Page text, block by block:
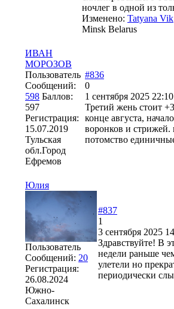
ночлег в одной из
Изменено: Tatyana Vik
Minsk Belarus
ИВАН
МОРОЗОВ
Пользователь
Сообщений:
598 Баллов:
597
Регистрация:
15.07.2019
Тульская
обл.Город
Ефремов
#836
0
1 сентября 2025
Третий жень стоит
конце августа,
воронков и стрижей.
потомство
Юлия
Пользователь
Сообщений: 20
Регистрация:
26.08.2024
Южно-
Сахалинск
#837
1
3 сентября 2025
Здравствуйте! В
недели раньше
улетели но
периодически